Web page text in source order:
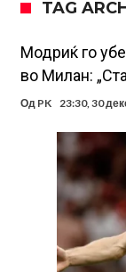
Ливерпул и
вреден 69
Кој го убеди
Инфантино го
„Влегувам на
Реал потроши
паричникот –
После
има
Ова што се
кој е и што е
TAG
Модриќ го
во Милан:
Од PK 23:30, 30